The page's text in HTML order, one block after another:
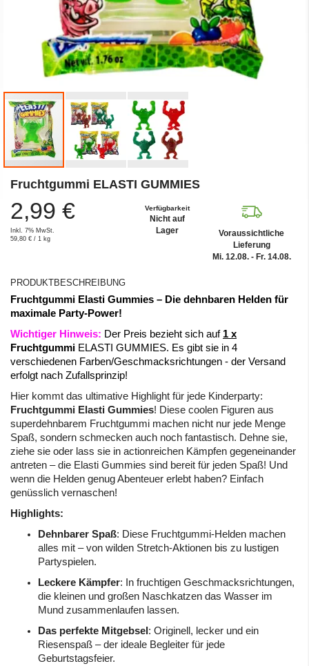
Anfang
Bildergalerie
springen
Fruchtgummi ELASTI GUMMIES
2,99 €
Inkl. 7% MwSt.
59,80 € / 1 kg
Verfügbarkeit
Nicht auf
Lager
Voraussichtliche
Lieferung
Mi. 12.08. - Fr. 14.08.
PRODUKTBESCHREIBUNG
Fruchtgummi Elasti Gummies – Die dehnbaren Helden für
maximale Party-Power!
Wichtiger Hinweis: Der Preis bezieht sich auf 1 x
Fruchtgummi ELASTI GUMMIES. Es gibt sie in 4
verschiedenen Farben/Geschmacksrichtungen - der Versand
erfolgt nach Zufallsprinzip!
Hier kommt das ultimative Highlight für jede Kinderparty:
Fruchtgummi Elasti Gummies! Diese coolen Figuren aus
superdehnbarem Fruchtgummi machen nicht nur jede Menge
Spaß, sondern schmecken auch noch fantastisch. Dehne sie,
ziehe sie oder lass sie in actionreichen Kämpfen gegeneinander
antreten – die Elasti Gummies sind bereit für jeden Spaß! Und
wenn die Helden genug Abenteuer erlebt haben? Einfach
genüsslich vernaschen!
Highlights:
Dehnbarer Spaß: Diese Fruchtgummi-Helden machen
alles mit – von wilden Stretch-Aktionen bis zu lustigen
Partyspielen.
Leckere Kämpfer: In fruchtigen Geschmacksrichtungen,
die kleinen und großen Naschkatzen das Wasser im
Mund zusammenlaufen lassen.
Das perfekte Mitgebsel : Originell, lecker und ein
Riesenspaß – der ideale Begleiter für jede
Geburtstagsfeier.